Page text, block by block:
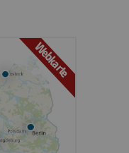
Webkarte